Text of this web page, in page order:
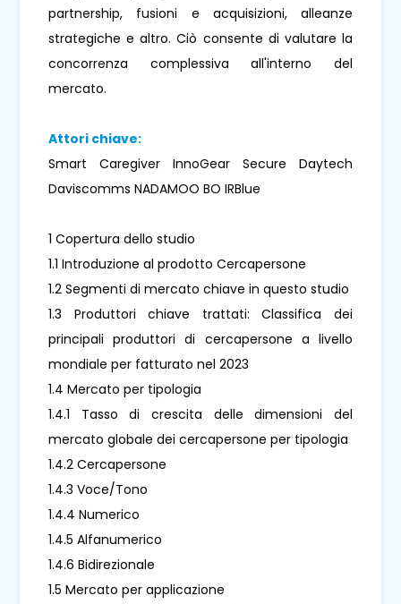
partnership, fusioni e acquisizioni, alleanze
strategiche e altro. Ciò consente di valutare la
concorrenza complessiva all'interno del
mercato.
Attori chiave:
Smart Caregiver InnoGear Secure Daytech
Daviscomms NADAMOO BO IRBlue
1 Copertura dello studio
1.1 Introduzione al prodotto Cercapersone
1.2 Segmenti di mercato chiave in questo studio
1.3 Produttori chiave trattati: Classifica dei
principali produttori di cercapersone a livello
mondiale per fatturato nel 2023
1.4 Mercato per tipologia
1.4.1 Tasso di crescita delle dimensioni del
mercato globale dei cercapersone per tipologia
1.4.2 Cercapersone
1.4.3 Voce/Tono
1.4.4 Numerico
1.4.5 Alfanumerico
1.4.6 Bidirezionale
1.5 Mercato per applicazione